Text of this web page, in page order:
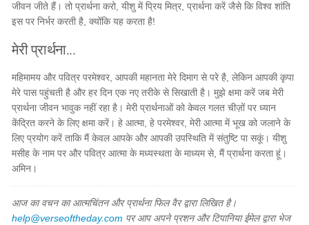
जीवन जीते हैं। तो प्रार्थना करो, यीशु में प्रिय मित्र, प्रार्थना करें जैसे कि विश्व शांति
इस पर निर्भर करती है, क्योंकि यह करता है!
मेरी प्रार्थना...
महिमामय और पवित्र परमेश्वर, आपकी महानता मेरे दिमाग से परे है, लेकिन आपकी कृपा
मेरे पास पहुंचती है और हर दिन एक नए तरीके से सिखाती है। मुझे क्षमा करें जब मेरी
प्रार्थना जीवन भावुक नहीं रहा है। मेरी प्रार्थनाओं को केवल गलत चीज़ों पर ध्यान
केंद्रित करने के लिए क्षमा करें। हे आत्मा, हे परमेश्वर, मेरी आत्मा में भूख को जलाने के
लिए प्रयोग करें ताकि मैं केवल आपके और आपकी उपस्थिति में संतुष्टि पा सकूं। यीशु
मसीह के नाम पर और पवित्र आत्मा के मध्यस्थता के माध्यम से, मैं प्रार्थना करता हूं।
अमिन।
आज का वचन का आत्मचिंतन और प्रार्थना फिल वैर द्वारा लिखित है।
help@verseoftheday.com पर आप अपने प्रशन और टिपानिया ईमेल द्वारा भेज